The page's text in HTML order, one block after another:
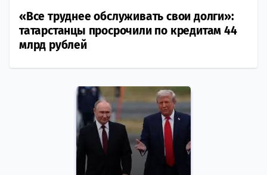
«Все труднее обслуживать свои долги»:
татарстанцы просрочили по кредитам 44
млрд рублей